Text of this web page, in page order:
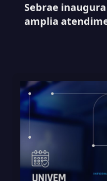
Sebrae
amplia